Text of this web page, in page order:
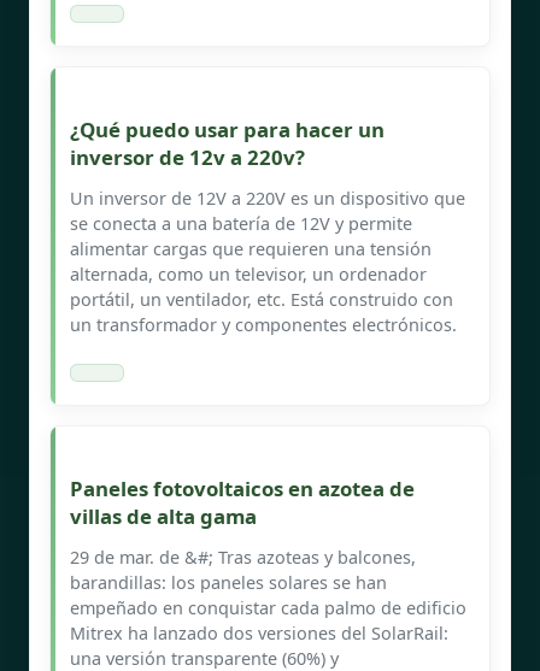
¿Qué puedo usar para hacer un
inversor de 12v a 220v?
Un inversor de 12V a 220V es un dispositivo que
se conecta a una batería de 12V y permite
alimentar cargas que requieren una tensión
alternada, como un televisor, un ordenador
portátil, un ventilador, etc. Está construido con
un transformador y componentes electrónicos.
Paneles fotovoltaicos en azotea de
villas de alta gama
29 de mar. de &#; Tras azoteas y balcones,
barandillas: los paneles solares se han
empeñado en conquistar cada palmo de edificio
Mitrex ha lanzado dos versiones del SolarRail:
una versión transparente (60%) y